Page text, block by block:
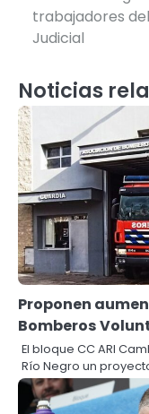
entradas
trabajadores
Judicial
Noticias
Proponen
Bomberos
El bloque CC ARI
Río Negro un